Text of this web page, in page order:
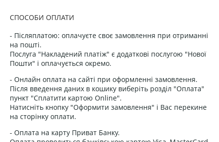
СПОСОБИ ОПЛАТИ
- Післяплатою: оплачуєте своє замовлення при отриманні
на пошті.
Послуга "Накладений платіж" є додаткові послугою "Нової
Пошти" і оплачується окремо.
- Онлайн оплата на сайті при оформленні замовлення.
Після введення даних в кошику виберіть розділ "Оплата"
пункт "Сплатити картою Online".
Натисніть кнопку "Оформити замовлення" і Вас перекине
на сторінку оплати.
- Оплата на карту Приват Банку.